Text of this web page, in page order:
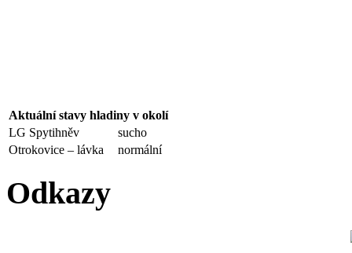
Aktuální stavy hladiny v okolí
LG Spytihněv
sucho
Otrokovice – lávka
normální
Odkazy